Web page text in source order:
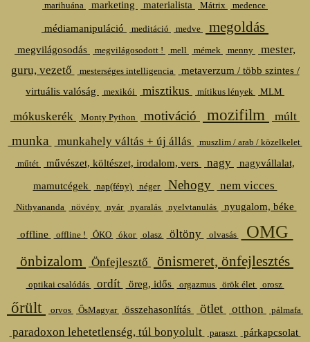
marihuána marketing materialista Mátrix medence
médiamanipuláció meditáció medve megoldás
megvilágosodás megvilágosodott ! mell mémek menny
mester,
guru, vezető
mesterséges intelligencia
metaverzum / több szintes /
virtuális valóság
mexikói misztikus mítikus lények MLM
mókuskerék Monty Python motiváció mozifilm múlt
munka munkahely váltás + új állás muszlim / arab / közelkelet
műtét művészet, költészet, irodalom, vers nagy
nagyvállalat,
mamutcégek
nap(fény) néger Nehogy nem vicces
Nithyananda növény nyár nyaralás nyelvtanulás nyugalom, béke
offline offline ! ÖKO ókor olasz öltöny olvasás OMG
önbizalom Önfejlesztő önismeret, önfejlesztés
optikai csalódás ordít öreg, idős orgazmus örök élet orosz
őrült orvos ŐsMagyar összehasonlítás ötlet otthon pálmafa
paradoxon lehetetlenség, túl bonyolult paraszt párkapcsolat